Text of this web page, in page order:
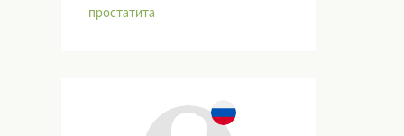
простатита